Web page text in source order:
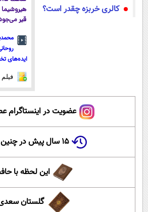
کالری خربزه چقدر است؟
قیر
ایده‌های
فیلم
عضویت در اینستاگرام
۱۵ سال پیش در چنین روزی
این لحظه با
گلستان